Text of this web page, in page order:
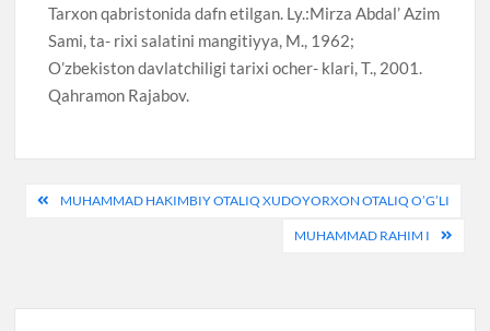
Tarxon qabristonida dafn etilgan. Ly.:Mirza Abdal’ Azim
Sami, ta- rixi salatini mangitiyya, M., 1962;
O’zbekiston davlatchiligi tarixi ocher- klari, T., 2001.
Qahramon Rajabov.
PostMUHAMMAD HAKIMBIY OTALIQ XUDOYORXON OTALIQ O’G’LI
MUHAMMAD RAHIM I